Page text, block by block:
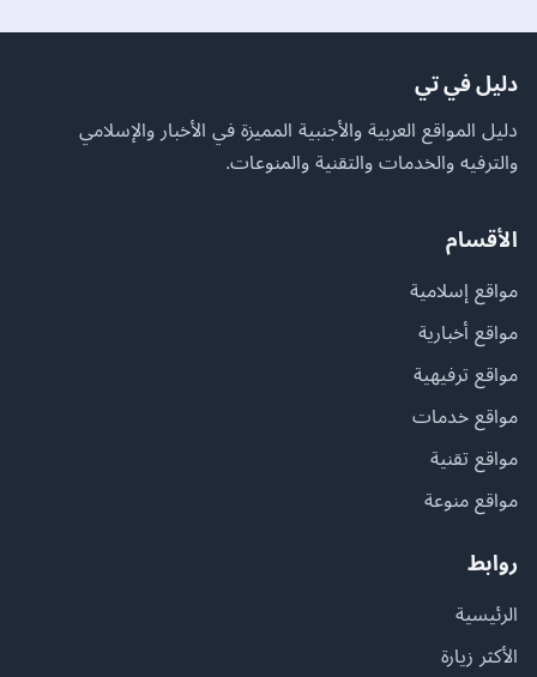
دليل في تي
دليل المواقع العربية والأجنبية المميزة في الأخبار والإسلامي
والترفيه والخدمات والتقنية والمنوعات.
الأقسام
مواقع إسلامية
مواقع أخبارية
مواقع ترفيهية
مواقع خدمات
مواقع تقنية
مواقع منوعة
روابط
الرئيسية
الأكثر زيارة